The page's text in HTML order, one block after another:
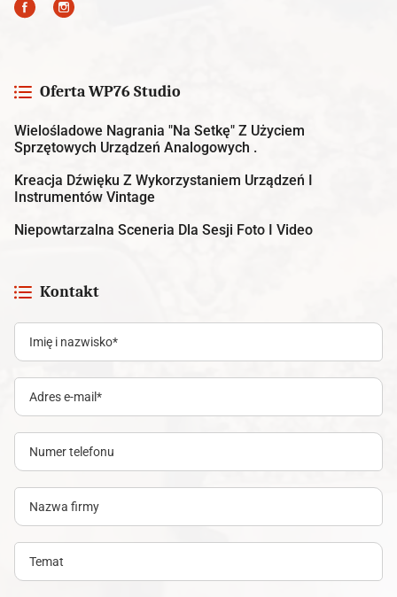
Oferta WP76 Studio
Wielośladowe Nagrania "na Setkę" Z Użyciem
Sprzętowych Urządzeń Analogowych .
Kreacja Dźwięku Z Wykorzystaniem Urządzeń I
Instrumentów Vintage
Niepowtarzalna Sceneria Dla Sesji Foto I Video
Kontakt